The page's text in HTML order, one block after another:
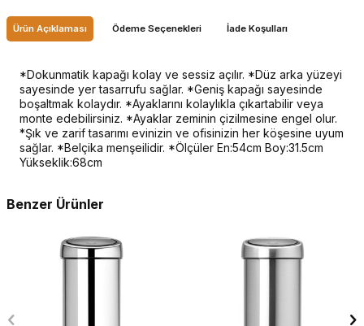
Ürün Açıklaması Ödeme Seçenekleri İade Koşulları
*Dokunmatik kapağı kolay ve sessiz açılır. *Düz arka yüzeyi
sayesinde yer tasarrufu sağlar. *Geniş kapağı sayesinde
boşaltmak kolaydır. *Ayaklarını kolaylıkla çıkartabilir veya
monte edebilirsiniz. *Ayaklar zeminin çizilmesine engel olur.
*Şık ve zarif tasarımı evinizin ve ofisinizin her köşesine uyum
sağlar. *Belçika menşeilidir. *Ölçüler En:54cm Boy:31.5cm
Yükseklik:68cm
Benzer Ürünler